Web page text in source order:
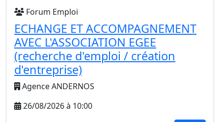
Forum Emploi
ECHANGE ET ACCOMPAGNEMENT
AVEC L'ASSOCIATION EGEE
(recherche d'emploi / création
d'entreprise)
Agence ANDERNOS
26/08/2026 à 10:00